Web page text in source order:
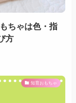
ちゃは色・指
方
知育おもちゃ